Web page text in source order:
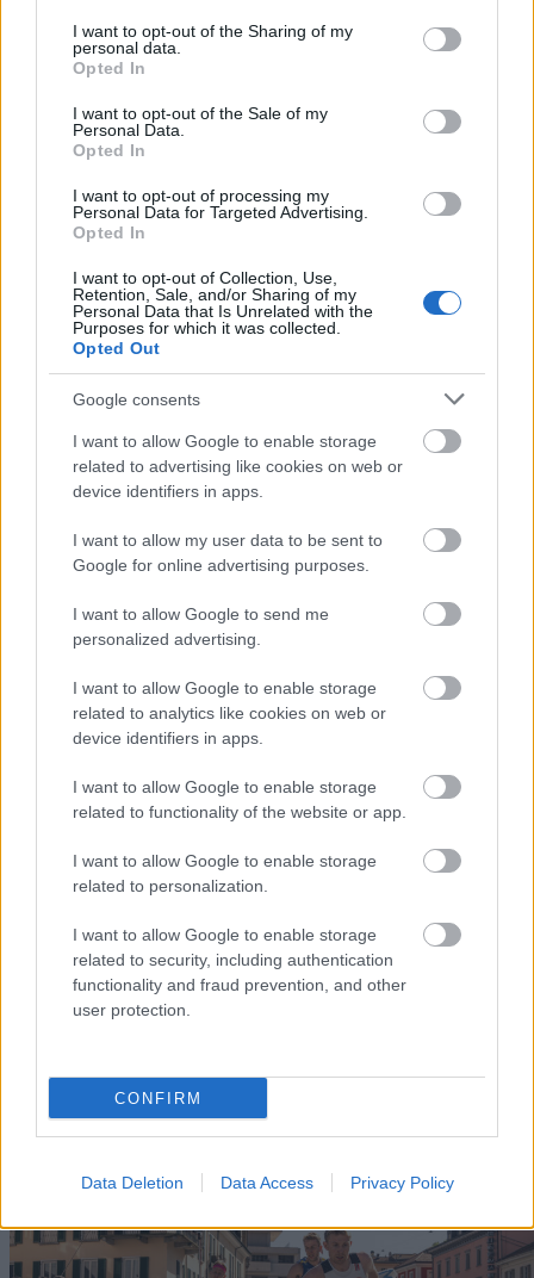
not limited to your visit or usage behaviour. You may click to
grant or deny consent to Google and its third-party tags to
use your data for below specified purposes in below Google
consent section.
I want to opt-out of the Sharing of my
personal data.
Opted In
I want to opt-out of the Sale of my
Personal Data.
Opted In
I want to opt-out of processing my
Personal Data for Targeted Advertising.
Opted In
I want to opt-out of Collection, Use,
Retention, Sale, and/or Sharing of my
Personal Data that Is Unrelated with the
Purposes for which it was collected.
Opted Out
Google consents
I want to allow Google to enable storage
related to advertising like cookies on web or
device identifiers in apps.
I want to allow my user data to be sent to
Google for online advertising purposes.
I want to allow Google to send me
personalized advertising.
I want to allow Google to enable storage
related to analytics like cookies on web or
device identifiers in apps.
I want to allow Google to enable storage
related to functionality of the website or app.
I want to allow Google to enable storage
related to personalization.
I want to allow Google to enable storage
related to security, including authentication
functionality and fraud prevention, and other
user protection.
CONFIRM
Data Deletion Data Access Privacy Policy
vennskapene og de uforglemmelige opplevelsene,
sier Katharina Brudermann.
Meld deg på vårt nyhetsbrev
Meld deg på
MEST LEST
Vrake
verde
nsmes
disse
skal
OL-
sprint
09.0
2.20
26
2 Går
sitt
sjette
OL-
gull –
går
OL-
ila for
Norge
NN
ALLROU
ND
19.0
2.20
26
3 Disse
OL-
femm
Norge
NN
ALLROU
ND
19.0
2.20
26
4 Feiret
e hans
–
De er
ster
NN
ALLROU
ND
14.0 NN
FLERE ARTIKLER